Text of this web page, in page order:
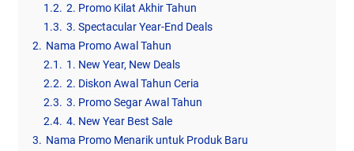
1.2. 2. Promo Kilat Akhir Tahun
1.3. 3. Spectacular Year-End Deals
2. Nama Promo Awal Tahun
2.1. 1. New Year, New Deals
2.2. 2. Diskon Awal Tahun Ceria
2.3. 3. Promo Segar Awal Tahun
2.4. 4. New Year Best Sale
3. Nama Promo Menarik untuk Produk Baru